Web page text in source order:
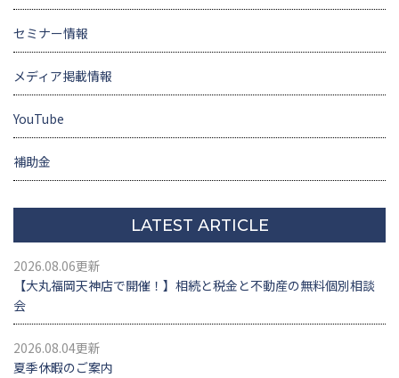
セミナー情報
メディア掲載情報
YouTube
補助金
LATEST ARTICLE
2026.08.06更新
【大丸福岡天神店で開催！】相続と税金と不動産の無料個別相談
会
2026.08.04更新
夏季休暇のご案内